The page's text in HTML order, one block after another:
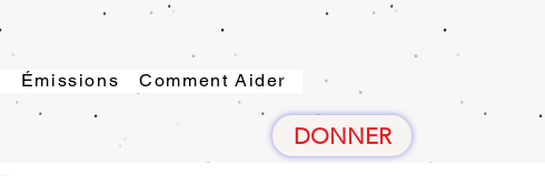
Émissions Comment Aider
DONNER